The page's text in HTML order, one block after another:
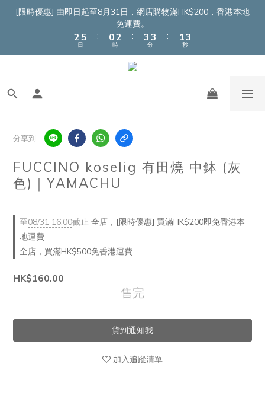
[限時優惠] 由即日起至8月31日，網店購物滿HK$200，香港本地
免運費。
4
2
1
7
5
4
日
:
2
0
4
3
2
1
時
:
5
4
3
2
5
3
2
分
:
3
1
0
5
3
2
秒
分享到
FUCCINO koselig 有田燒 中鉢 (灰
色)｜YAMACHU
至08/31 16:00截止 全店，[限時優惠] 買滿HK$200即免香港本
地運費
全店，買滿HK$500免香港運費
HK$160.00
售完
貨到通知我
加入追蹤清單